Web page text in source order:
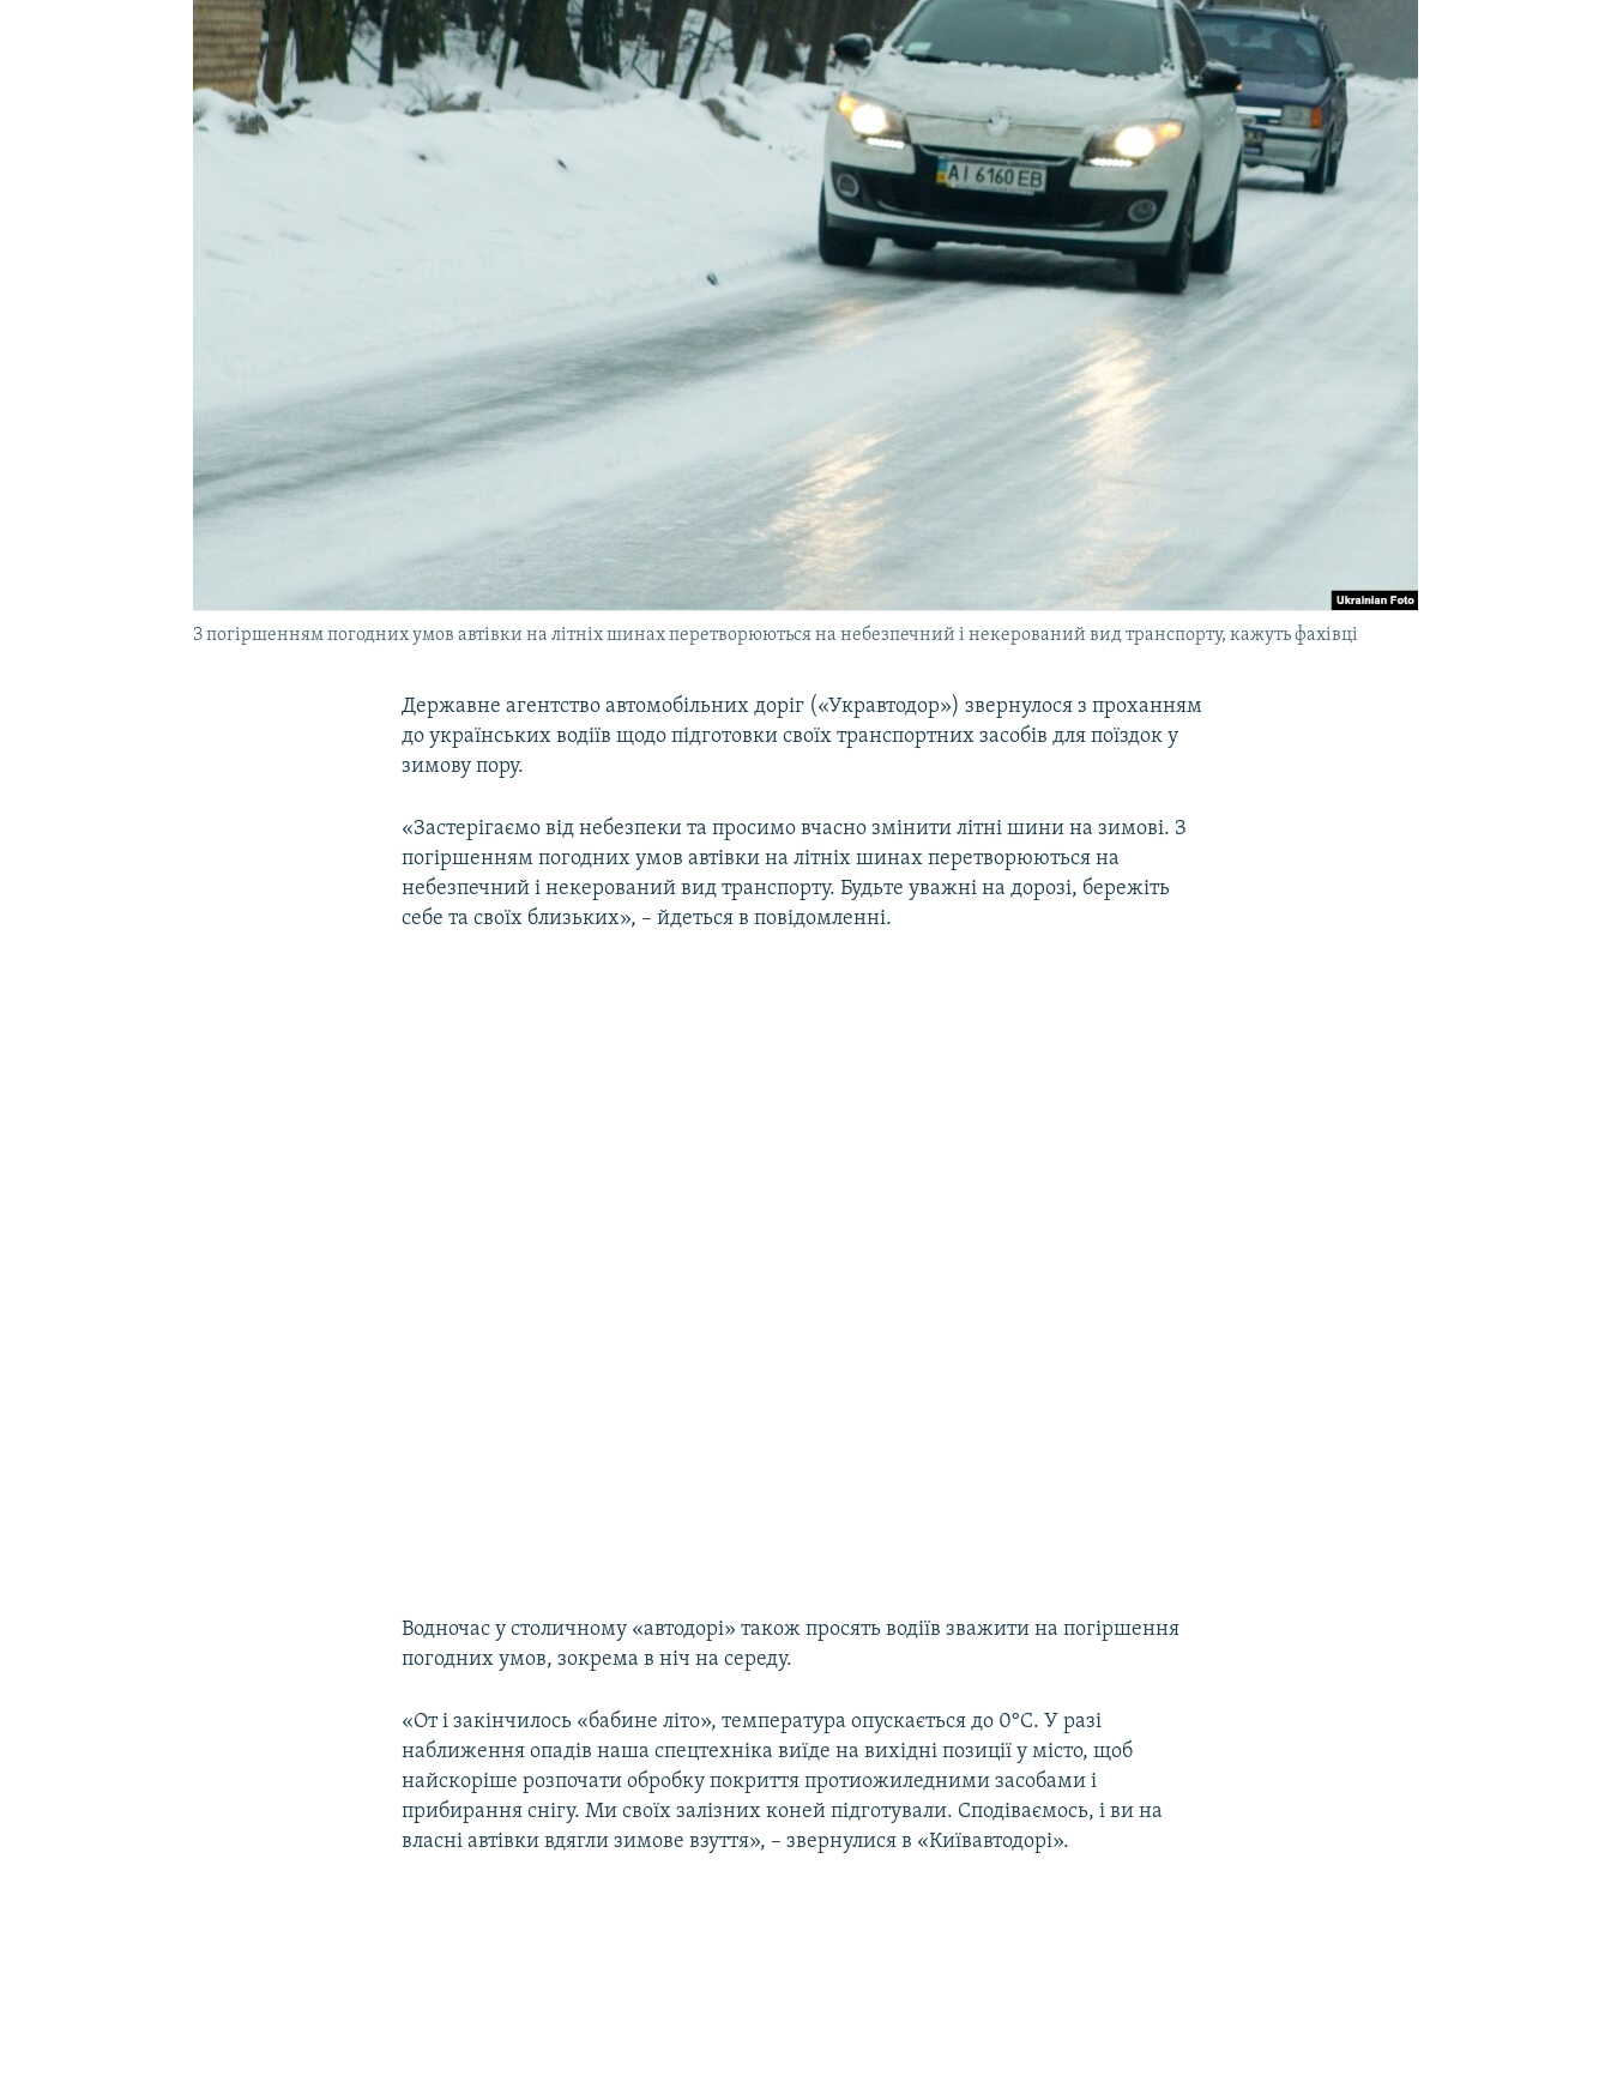
УКРАЇНСЬКА ПРОБЛЕМА КРИМУ
З погіршенням погодних умов автівки на літніх шинах перетворюються на небезпечний і некерований вид транспорту, кажуть фахівці
Державне агентство автомобільних доріг («Укравтодор») звернулося з проханням
до українських водіїв щодо підготовки своїх транспортних засобів для поїздок у
зимову пору.
«Застерігаємо від небезпеки та просимо вчасно змінити літні шини на зимові. З
погіршенням погодних умов автівки на літніх шинах перетворюються на
небезпечний і некерований вид транспорту. Будьте уважні на дорозі, бережіть
себе та своїх близьких», – йдеться в повідомленні.
Водночас у столичному «автодорі» також просять водіїв зважити на погіршення
погодних умов, зокрема в ніч на середу.
«От і закінчилось «бабине літо», температура опускається до 0°C. У разі
наближення опадів наша спецтехніка виїде на вихідні позиції у місто, щоб
найскоріше розпочати обробку покриття протиожиледними засобами і
прибирання снігу. Ми своїх залізних коней підготували. Сподіваємось, і ви на
власні автівки вдягли зимове взуття», – звернулися в «Київавтодорі».